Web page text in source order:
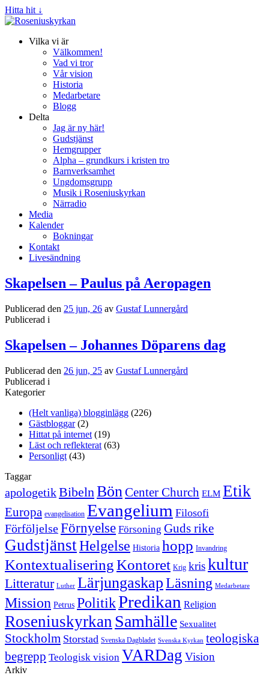
Hitta hit ↓
Vilka vi är
Välkommen!
Vad vi tror
Vår vision
Historia
Medarbetare
Blogg
Delta
Jag är ny här!
Gudstjänst
Hemgrupper
Alpha – grundkurs i kristen tro
Barnverksamhet
Ungdomsgrupp
Musik i Roseniuskyrkan
Närradio
Media
Kalender
Bokningar
Kontakt
Livesändning
Skapelsen – Paulus på Aeropagen
Publicerad den 25 jun, 26 av Gustaf Lunnergård
Publicerad i
Skapelsen – Johannes Döparens dag
Publicerad den 26 jun, 25 av Gustaf Lunnergård
Publicerad i
Kategorier
(Helt vanliga) blogginlägg (226)
Gästbloggar(2)
Hittat på internet (19)
Läst och reflekterat (63)
Personligt (43)
Taggar
apologetikBibeln Bön Center Church ELM Etik
Europa evangelisation Evangelium Filosofi
FörföljelseFörnyelse Försoning Guds rike
GudstjänstHelgelse Historia hopp Invandring
KontextualiseringKontoret Krig kriskultur
Litteratur Luther LärjungaskapLäsning Medarbetare
Mission Petrus PolitikPredikan Religion
Roseniuskyrkan Samhälle Sexualitet
Stockholm Storstad Svenska Dagbladet Svenska Kyrkan teologiska
begrepp Teologisk vision VARDag Vision
Arkiv